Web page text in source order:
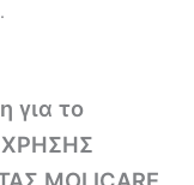
για το
ΧΡΗΣΗΣ